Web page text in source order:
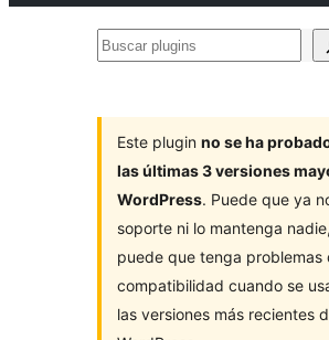
Buscar
Este plugin no se ha
las últimas 3 versiones
WordPress. Puede que ya
soporte ni lo mantenga
puede que tenga problemas
compatibilidad cuando se
las versiones más recientes